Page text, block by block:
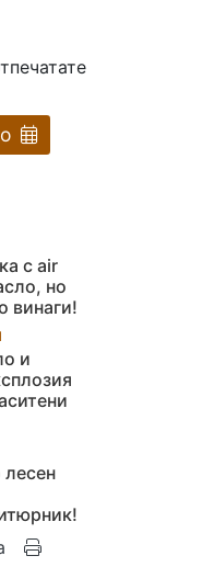
с air
но
винаги!
и